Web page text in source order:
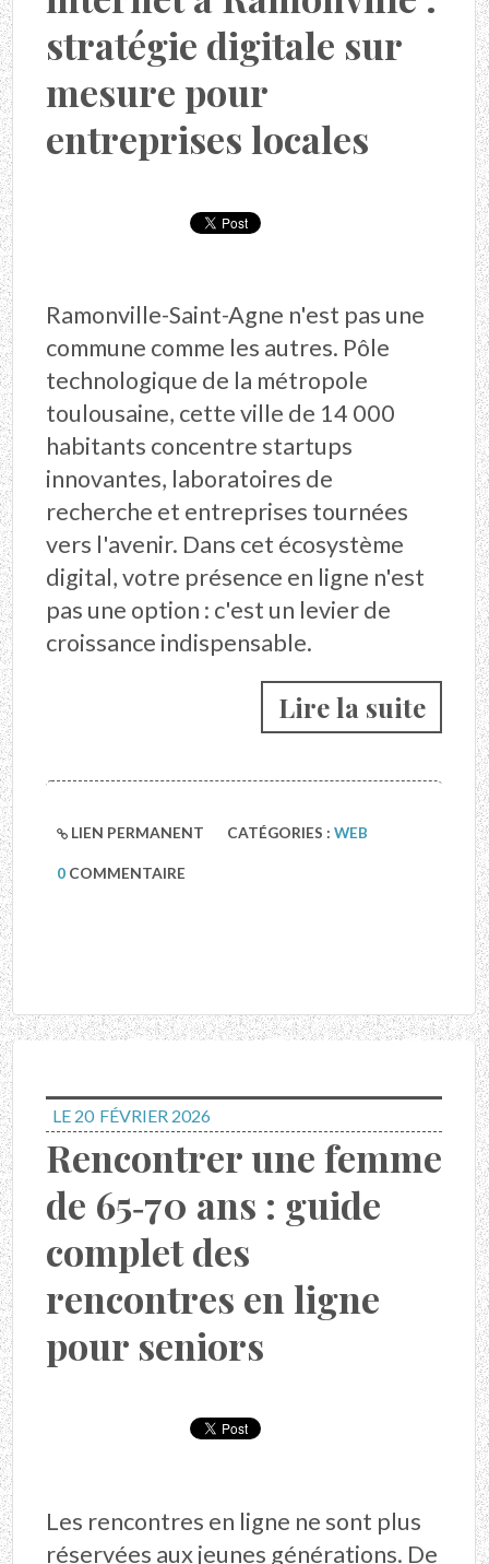
stratégie digitale sur
mesure pour
entreprises locales
Ramonville-Saint-Agne n'est pas une
commune comme les autres. Pôle
technologique de la métropole
toulousaine, cette ville de 14 000
habitants concentre startups
innovantes, laboratoires de
recherche et entreprises tournées
vers l'avenir. Dans cet écosystème
digital, votre présence en ligne n'est
pas une option : c'est un levier de
croissance indispensable.
Lire la suite
LIEN PERMANENT CATÉGORIES : WEB
0 COMMENTAIRE
LE 20 FÉVRIER 2026
Rencontrer une femme
de 65‑70 ans : guide
complet des
rencontres en ligne
pour seniors
Les rencontres en ligne ne sont plus
réservées aux jeunes générations. De